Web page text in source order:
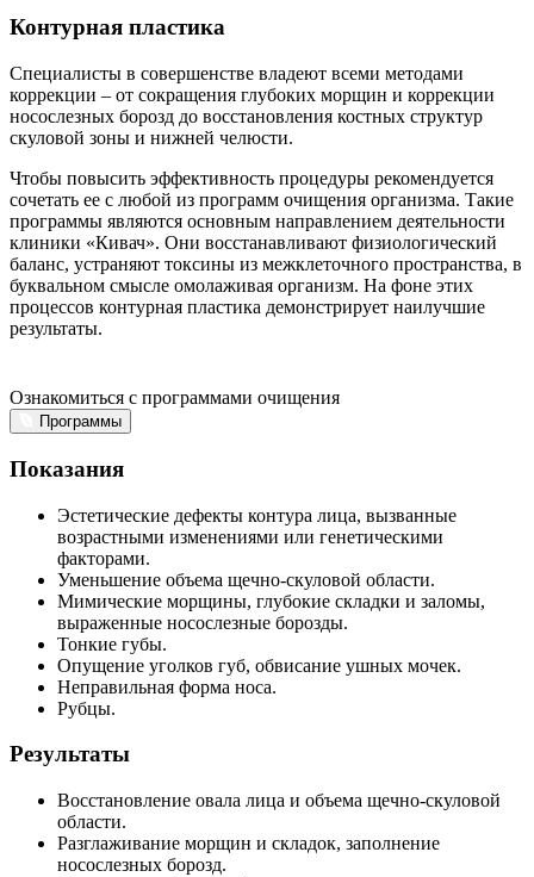
и
услуги
80-30
599-880
Контурная пластика
Специалисты в совершенстве владеют всеми методами
коррекции – от сокращения глубоких морщин и коррекции
носослезных борозд до восстановления костных структур
скуловой зоны и нижней челюсти.
Чтобы повысить эффективность процедуры рекомендуется
сочетать ее с любой из программ очищения организма. Такие
программы являются основным направлением деятельности
клиники «Кивач». Они восстанавливают физиологический
баланс, устраняют токсины из межклеточного пространства, в
буквальном смысле омолаживая организм. На фоне этих
процессов контурная пластика демонстрирует наилучшие
результаты.
Ознакомиться с программами очищения
Программы
Показания
Эстетические дефекты контура лица, вызванные
возрастными изменениями или генетическими
факторами.
Уменьшение объема щечно-скуловой области.
Мимические морщины, глубокие складки и заломы,
выраженные носослезные борозды.
Тонкие губы.
Опущение уголков губ, обвисание ушных мочек.
Неправильная форма носа.
Рубцы.
Результаты
Восстановление овала лица и объема щечно-скуловой
области.
Разглаживание морщин и складок, заполнение
носослезных борозд.